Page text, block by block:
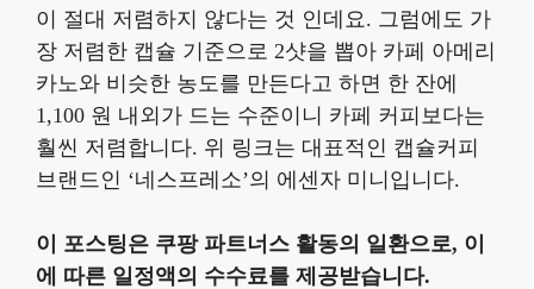
이 절대 저렴하지 않다는 것 인데요. 그럼에도 가
장 저렴한 캡슐 기준으로 2샷을 뽑아 카페 아메리
카노와 비슷한 농도를 만든다고 하면 한 잔에
1,100 원 내외가 드는 수준이니 카페 커피보다는
훨씬 저렴합니다. 위 링크는 대표적인 캡슐커피
브랜드인 ‘네스프레소’의 에센자 미니입니다.
이 포스팅은 쿠팡 파트너스 활동의 일환으로, 이
에 따른 일정액의 수수료를 제공받습니다.